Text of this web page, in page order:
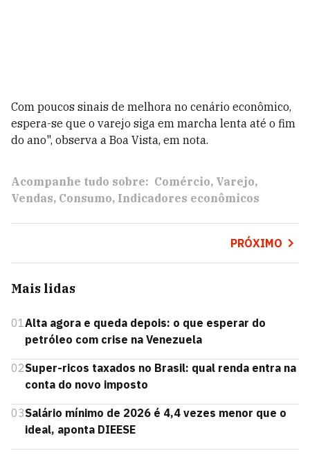
Com poucos sinais de melhora no cenário econômico,
espera-se que o varejo siga em marcha lenta até o fim
do ano", observa a Boa Vista, em nota.
Acompanhe tudo sobre: Comércio Varejo
Vendas Consumo Indicadores econômicos
PRÓXIMO
Mais lidas
01Alta agora e queda depois: o que esperar do
petróleo com crise na Venezuela
02Super-ricos taxados no Brasil: qual renda entra na
conta do novo imposto
03Salário mínimo de 2026 é 4,4 vezes menor que o
ideal, aponta DIEESE